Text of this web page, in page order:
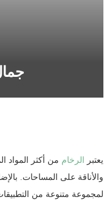
يعتبر الرخام من أكثر المواد
والأناقة على المساحات.
لمجموعة متنوعة من